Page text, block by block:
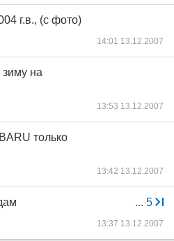
г.в., (с фото)
14:01 13.12.2007
на
13:53 13.12.2007
только
13:42 13.12.2007
... 5
13:37 13.12.2007